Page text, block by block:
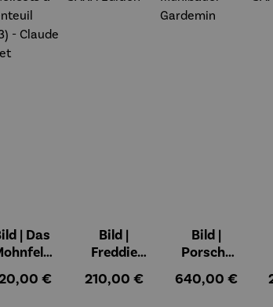
| Das
Preis:
€
Bild |
Freddie
Wortmale
Regulärer Preis:
210,00 €
Bild |
Porsche
– Holger
Regulärer Preis:
640,00 €